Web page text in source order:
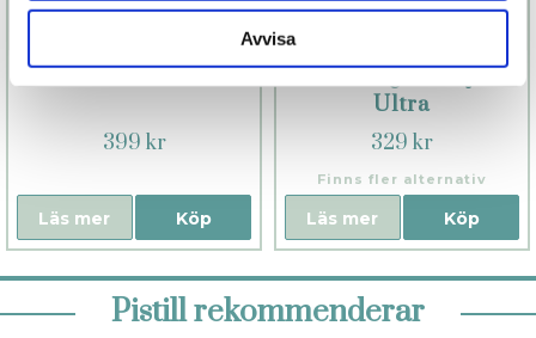
Avvisa
Niut The Cloud
399 kr
Köp
Läs mer
ON Orgasmolja
Ultra
329 kr
Finns fler alternativ
Köp
Läs mer
Pistill rekommenderar